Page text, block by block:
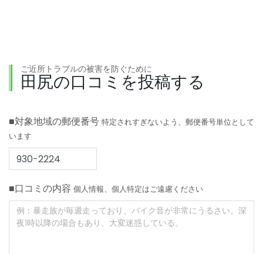
ご近所トラブルの被害を防ぐために
田尻の口コミを投稿する
■対象地域の郵便番号 特定されすぎないよう、郵便番号単位として
います
■口コミの内容 個人情報、個人特定はご遠慮ください